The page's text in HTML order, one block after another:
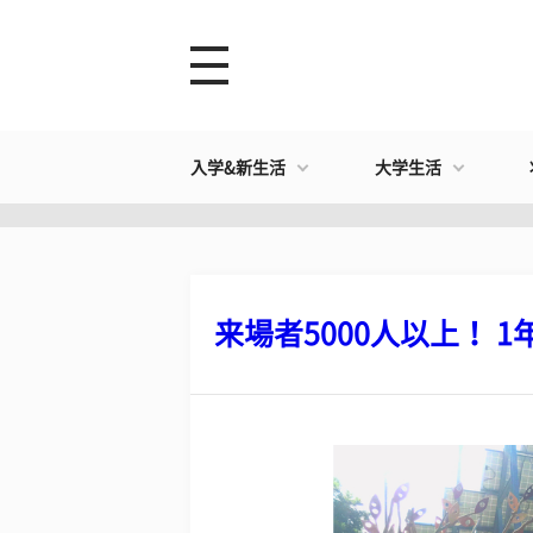
入学&新生活 大学生活
来場者5000人以上！ 1